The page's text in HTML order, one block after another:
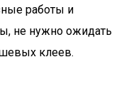
работы и
не нужно ожидать
клеев.